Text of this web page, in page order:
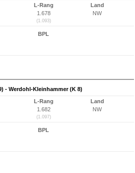
L-Rang
1.678
(1.093)
Land
NW
BPL
- Werdohl-Kleinhammer (K 8)
L-Rang
1.682
(1.097)
Land
NW
BPL